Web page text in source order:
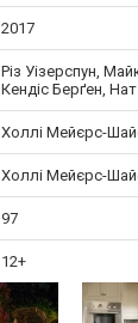
2017
Різ Уізерспун,
Кендіс Берґен,
Холлі Мейєрс-
Холлі Мейєрс-
97
12+